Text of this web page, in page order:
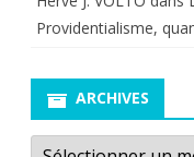
Providentialisme,
ARCHIVES
Archives